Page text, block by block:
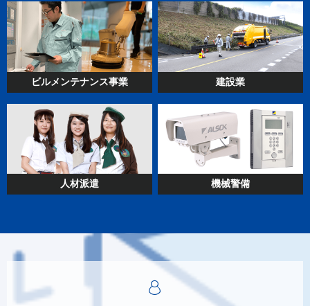
ビルメンテナンス事業 建設業
人材派遣 機械警備